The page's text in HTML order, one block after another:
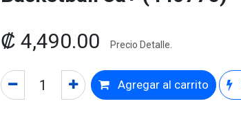
₡ 4,490.00 Precio Detalle.
Agregar al carrito